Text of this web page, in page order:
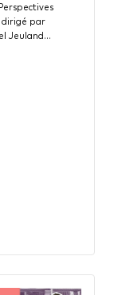
dirigé par
Jeuland…